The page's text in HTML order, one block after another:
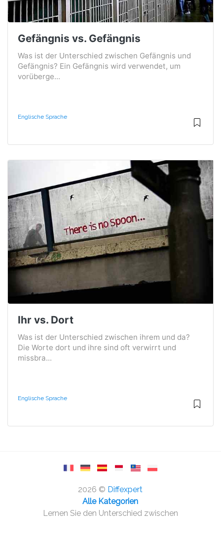
Gefängnis vs. Gefängnis
Was ist der Unterschied zwischen Gefängnis und
Gefängnis? Ein Gefängnis wird verwendet, um
vorüberge...
Englische Sprache
Ihr vs. Dort
Was ist der Unterschied zwischen ihrem und da?
Die Worte dort und ihre sind oft verwirrt und
missbra...
Englische Sprache
2026 © Diffexpert
Alle Kategorien
Lernen Sie den Unterschied zwischen